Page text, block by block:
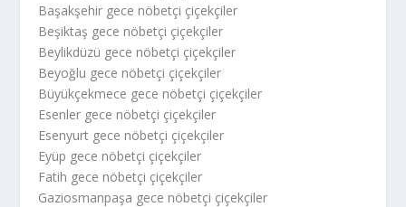
Başakşehir gece nöbetçi çiçekçiler
Beşiktaş gece nöbetçi çiçekçiler
Beylikdüzü gece nöbetçi çiçekçiler
Beyoğlu gece nöbetçi çiçekçiler
Büyükçekmece gece nöbetçi çiçekçiler
Esenler gece nöbetçi çiçekçiler
Esenyurt gece nöbetçi çiçekçiler
Eyüp gece nöbetçi çiçekçiler
Fatih gece nöbetçi çiçekçiler
Gaziosmanpaşa gece nöbetçi çiçekçiler